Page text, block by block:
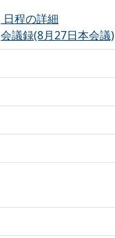
日程の詳細
会議録(8月27日本会議)